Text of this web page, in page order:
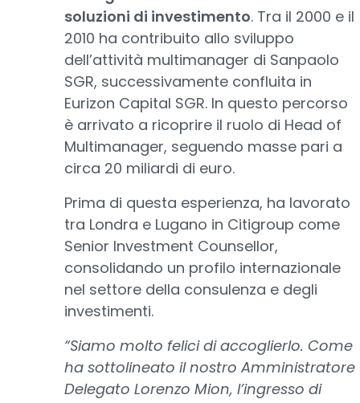
soluzioni di investimento. Tra il 2000 e il
2010 ha contribuito allo sviluppo
dell’attività multimanager di Sanpaolo
SGR, successivamente confluita in
Eurizon Capital SGR. In questo percorso
è arrivato a ricoprire il ruolo di Head of
Multimanager, seguendo masse pari a
circa 20 miliardi di euro.
Prima di questa esperienza, ha lavorato
tra Londra e Lugano in Citigroup come
Senior Investment Counsellor,
consolidando un profilo internazionale
nel settore della consulenza e degli
investimenti.
“Siamo molto felici di accoglierlo. Come
ha sottolineato il nostro Amministratore
Delegato Lorenzo Mion, l’ingresso di